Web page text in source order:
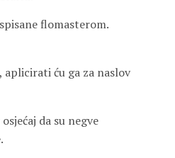
flomasterom.
ću ga za naslov
da su negve